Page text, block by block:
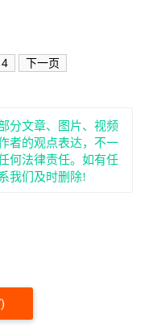
4 下一页
分文章、图片、视频
者的观点表达，不一
何法律责任。如有任
我们及时删除!
)